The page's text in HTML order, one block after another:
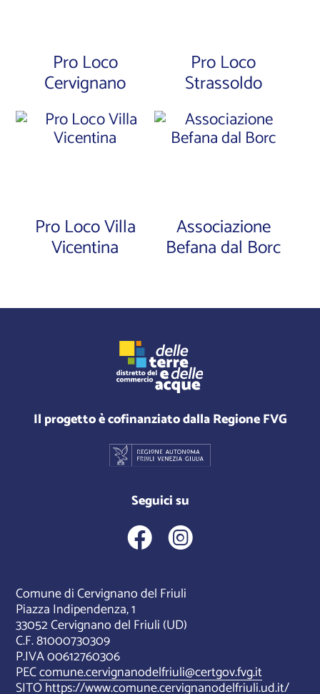
Pro Loco
Cervignano
Pro Loco
Strassoldo
Pro Loco Villa
Vicentina
Associazione
Befana dal Borc
Il progetto è cofinanziato dalla Regione FVG
Seguici su
Comune di Cervignano del Friuli
Piazza Indipendenza, 1
33052 Cervignano del Friuli (UD)
C.F. 81000730309
P.IVA 00612760306
PECcomune.cervignanodelfriuli@certgov.fvg.it
SITOhttps://www.comune.cervignanodelfriuli.ud.it/